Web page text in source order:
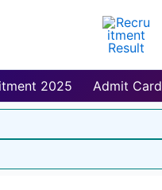
2025 Admit Card